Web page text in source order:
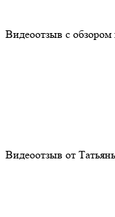
Видеоотзыв с
Видеоотзыв от